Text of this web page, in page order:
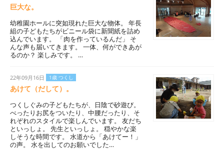
巨大な。
幼稚園ホールに突如現れた巨大な物体。 年長
組の子どもたちがビニール袋に新聞紙を詰め
込んでいます。 「肉を作っているんだ」 そ
んな声も届いてきます。 一体、何ができあが
るのか？ 楽しみです。 …
22年09月16日 1歳 つくし
あけて（だして）。
つくしぐみの子どもたちが、日陰で砂遊び。
べったりお尻をついたり、中腰だったり、そ
れぞれのスタイルで楽しんでいます。 友だち
といっしょ。 先生といっしょ。 穏やかな楽
しそうな時間です。 水道から「あけてー！」
の声。 水を出してのお願いでした…